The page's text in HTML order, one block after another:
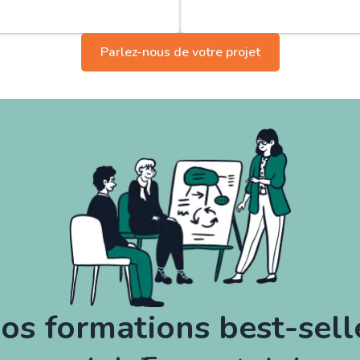
Parlez-nous de votre projet
formations best-